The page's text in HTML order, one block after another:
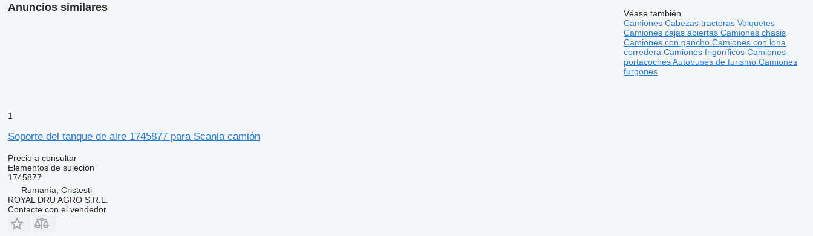
Anuncios similares
1
Soporte del tanque de aire 1745877 para Scania camión
Precio a consultar
Elementos de sujeción
1745877
Rumanía, Cristesti
ROYAL DRU AGRO S.R.L.
Contacte con el vendedor
Véase también
CamionesCabezas tractorasVolquetes
Camiones cajas abiertasCamiones chasis
Camiones con ganchoCamiones con lona
correderaCamiones frigoríficosCamiones
portacochesAutobuses de turismoCamiones
furgones